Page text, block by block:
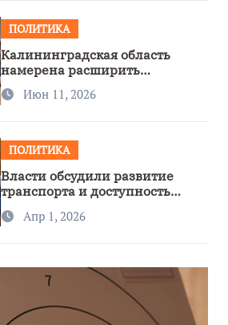
ПОЛИТИКА
Калининградская область
намерена расширить
сотрудничество с Узбекистаном
Июн 11, 2026
ПОЛИТИКА
Власти обсудили развитие
транспорта и доступность
региона
Апр 1, 2026